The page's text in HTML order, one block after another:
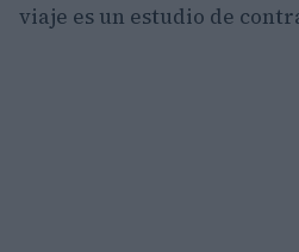
viaje es un estudio de